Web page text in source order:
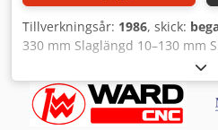
Tillverkningsår: 1986, skick:
330 mm Slaglängd 10–130 mm
Slidjustering 80 mm Bordyta
mm Bordhöjd 870 mm Tapphål
ca. 11 t Platsbehov ca. BxDxH
Pneumatisk kopplings-